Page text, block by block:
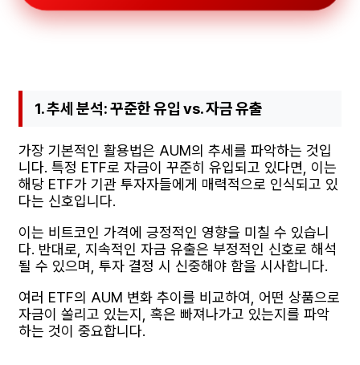
1. 추세 분석: 꾸준한 유입 vs. 자금 유출
가장 기본적인 활용법은 AUM의 추세를 파악하는 것입
니다. 특정 ETF로 자금이 꾸준히 유입되고 있다면, 이는
해당 ETF가 기관 투자자들에게 매력적으로 인식되고 있
다는 신호입니다.
이는 비트코인 가격에 긍정적인 영향을 미칠 수 있습니
다. 반대로, 지속적인 자금 유출은 부정적인 신호로 해석
될 수 있으며, 투자 결정 시 신중해야 함을 시사합니다.
여러 ETF의 AUM 변화 추이를 비교하여, 어떤 상품으로
자금이 쏠리고 있는지, 혹은 빠져나가고 있는지를 파악
하는 것이 중요합니다.